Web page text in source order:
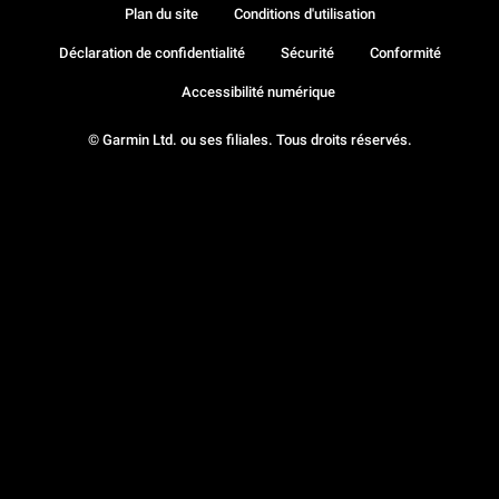
© Garmin Ltd. ou ses filiales. Tous droits réservés.
Plan du site Conditions d'utilisation
Déclaration de confidentialité Sécurité Conformité
Accessibilité numérique